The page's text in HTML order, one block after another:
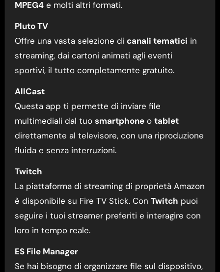
MPEG4e molti altri formati.
Pluto TV
Offre una vasta selezione di canali tematici in
streaming, dai cartoni animati agli eventi
sportivi, il tutto completamente gratuito.
AllCast
Questa app ti permette di inviare file
multimediali dal tuo smartphoneo tablet
direttamente al televisore, con una riproduzione
fluida e senza interruzioni.
Twitch
La piattaforma di streaming di proprietà Amazon
è disponibile su Fire TV Stick. Con Twitch puoi
seguire i tuoi streamer preferiti e interagire con
loro in tempo reale.
ES File Manager
Se hai bisogno di organizzare file sul dispositivo,